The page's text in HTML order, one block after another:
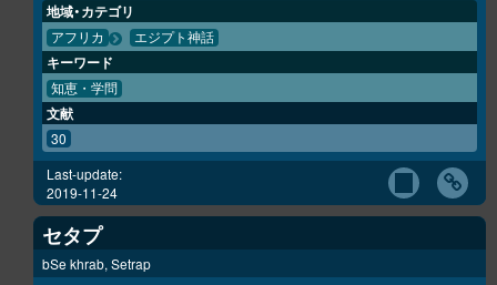
地域・カテゴリ
アフリカ エジプト神話
キーワード
知恵・学問
文献
30
Last-update:
2019-11-24
セタプ
bSe khrab, Setrap